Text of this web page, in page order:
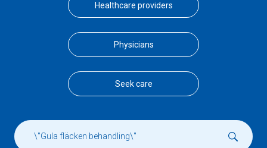
Healthcare providers
Physicians
Seek care